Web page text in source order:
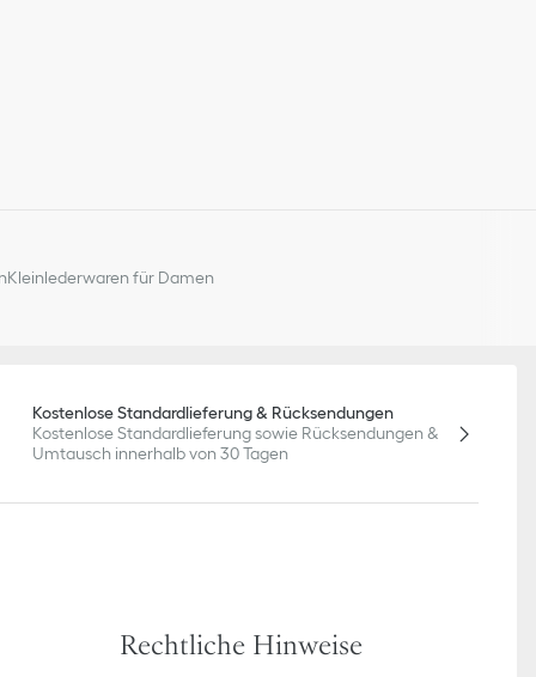
Kleinlederwaren für Damen
Kostenlose Standardlieferung & Rücksendungen
Kostenlose Standardlieferung sowie Rücksendungen &
Umtausch innerhalb von 30 Tagen
Rechtliche Hinweise